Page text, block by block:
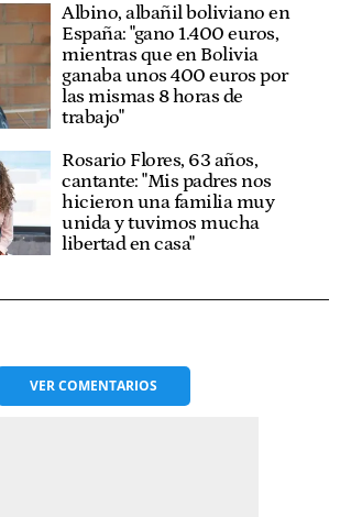
Albino, albañil boliviano en
España: "gano 1.400 euros,
mientras que en Bolivia
ganaba unos 400 euros por
las mismas 8 horas de
trabajo"
Rosario Flores, 63 años,
cantante: "Mis padres nos
hicieron una familia muy
unida y tuvimos mucha
libertad en casa"
VERCOMENTARIOS